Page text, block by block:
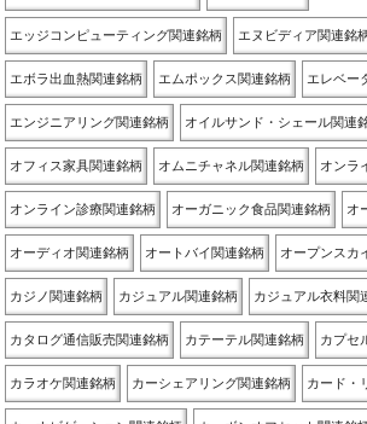
エッジコンピューティング関連銘柄 エヌビディア関連銘
エボラ出血熱関連銘柄 エムポックス関連銘柄 エレベー
エンジニアリング関連銘柄 オイルサンド・シェール関連
オフィス家具関連銘柄 オムニチャネル関連銘柄 オンラ
オンライン診療関連銘柄 オーガニック食品関連銘柄 オ
オーディオ関連銘柄 オートバイ関連銘柄 オープンスカ
カジノ関連銘柄 カジュアル関連銘柄 カジュアル衣料関
カタログ通信販売関連銘柄 カテーテル関連銘柄 カプセ
カラオケ関連銘柄 カーシェアリング関連銘柄 カード・